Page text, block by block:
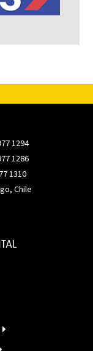
1294
1286
1310
Chile